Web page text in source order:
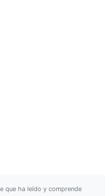
que ha leído y comprende